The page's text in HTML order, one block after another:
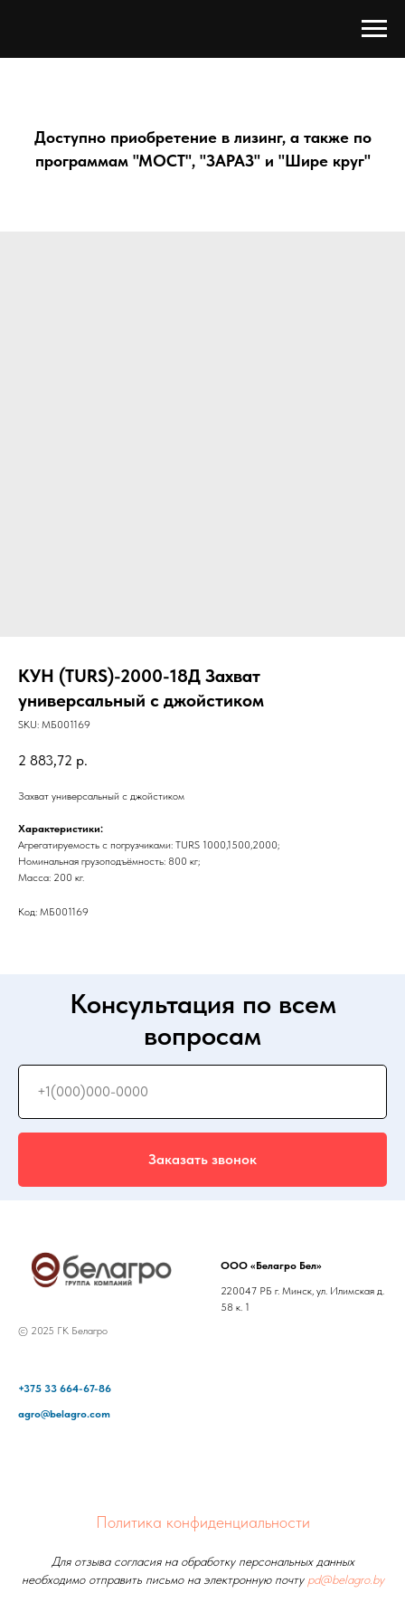
Доступно приобретение в лизинг, а также по
программам "МОСТ", "ЗАРАЗ" и "Шире круг"
КУН (TURS)-2000-18Д Захват
универсальный с джойстиком
SKU: МБ001169
2 883,72 р.
Захват универсальный с джойстиком
Характеристики:
Агрегатируемость с погрузчиками: TURS 1000,1500,2000;
Номинальная грузоподъёмность: 800 кг;
Масса: 200 кг.
Код: МБ001169
Консультация по всем
вопросам
Заказать звонок
© 2025 ГК Белагро
ООО «Белагро Бел»
220047 РБ г. Минск, ул. Илимская д.
58 к. 1
+375 33 664-67-86
agro@belagro.com
Политика конфиденциальности
Для отзыва согласия на обработку персональных данных
необходимо отправить письмо на электронную почту pd@belagro.by